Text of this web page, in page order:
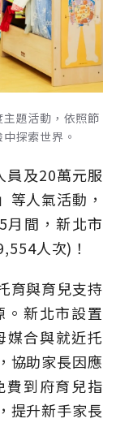
題活動，依照節
探索世界。
員及20萬元服
等人氣活動，
月間，新北市
人次)！
育與育兒支持
新北市設置
媒合與就近托
協助家長因應
費到府育兒指
提升新手家長